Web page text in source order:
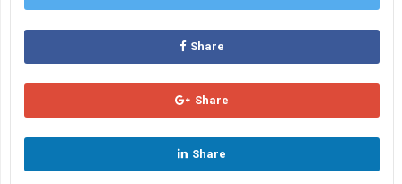
Share
Share
Share